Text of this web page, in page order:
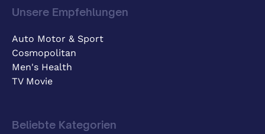
Unsere Empfehlungen
Auto Motor & Sport
Cosmopolitan
Men's Health
TV Movie
Beliebte Kategorien